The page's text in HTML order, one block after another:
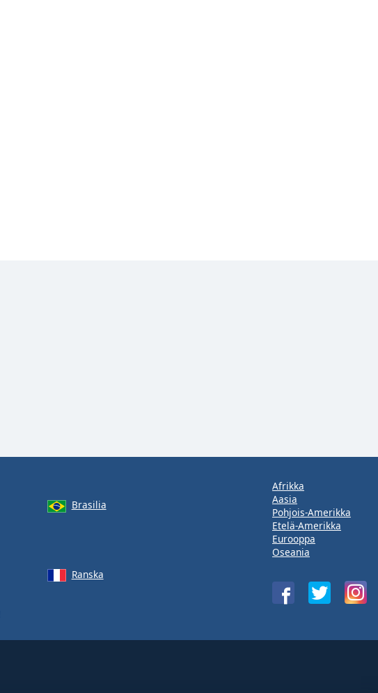
Brasilia
Ranska
Afrikka
Aasia
Pohjois-Amerikka
Etelä-Amerikka
Eurooppa
Oseania